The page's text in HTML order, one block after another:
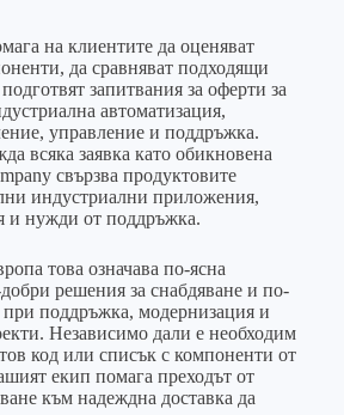
на клиентите да оценяват
да сравняват подходящи
запитвания за оферти за
автоматизация,
управление и поддръжка.
всяка заявка като обикновена
свързва продуктовите
индустриални приложения,
и нужди от поддръжка.
това означава по-ясна
решения за снабдяване и по-
поддръжка, модернизация и
Независимо дали е необходим
код или списък с компоненти от
екип помага преходът от
към надеждна доставка да